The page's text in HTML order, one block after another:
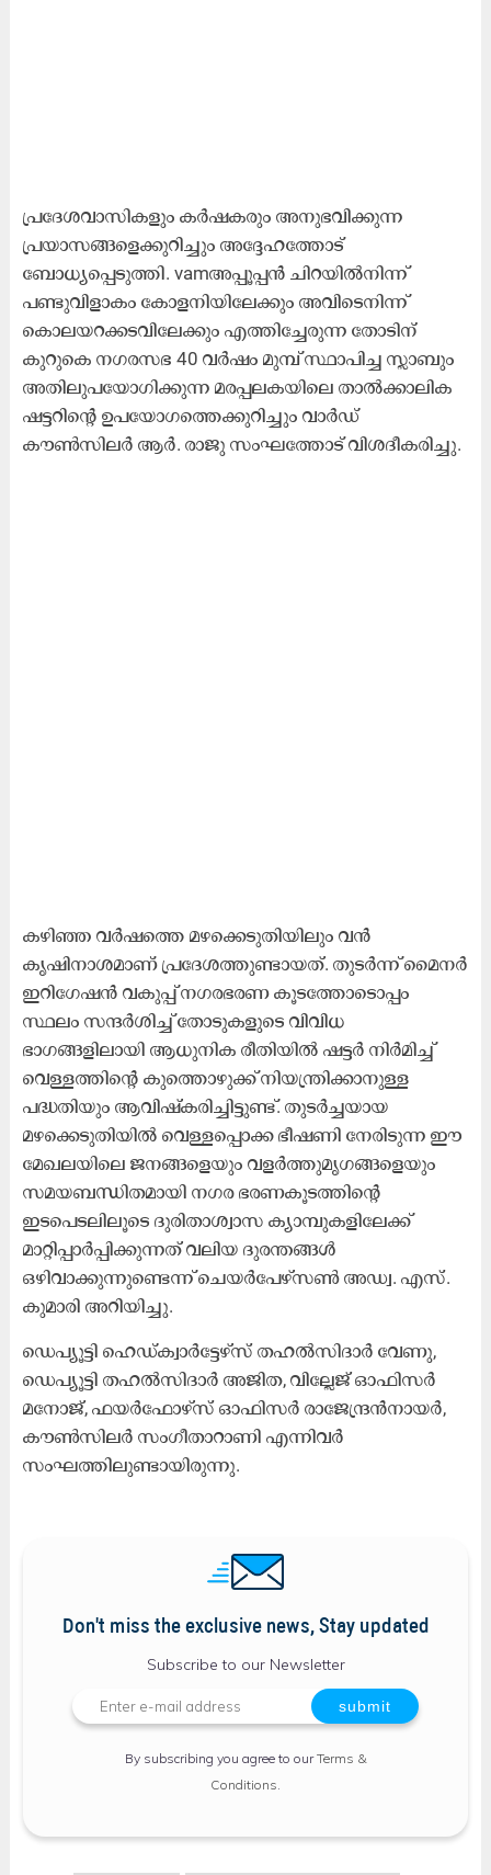
പ്രദേശവാസികളും കർഷകരും അനുഭവിക്കുന്ന
പ്രയാസങ്ങളെക്കുറിച്ചും അദ്ദേഹത്തോട്
ബോധ്യപ്പെടുത്തി. vamഅപ്പൂപ്പൻ ചിറയിൽനിന്ന്
പണ്ടുവിളാകം കോളനിയിലേക്കും അവിടെനിന്ന്
കൊലയറക്കടവിലേക്കും എത്തിച്ചേരുന്ന തോടിന്
കുറുകെ നഗരസഭ 40 വർഷം മുമ്പ് സ്ഥാപിച്ച സ്ലാബും
അതിലുപയോഗിക്കുന്ന മരപ്പലകയിലെ താൽക്കാലിക
ഷട്ടറിന്റെ ഉപയോഗത്തെക്കുറിച്ചും വാർഡ്
കൗൺസിലർ ആർ. രാജു സംഘത്തോട് വിശദീകരിച്ചു.
കഴിഞ്ഞ വർഷത്തെ മഴക്കെടുതിയിലും വൻ
കൃഷിനാശമാണ് പ്രദേശത്തുണ്ടായത്. തുടർന്ന് മൈനർ
ഇറിഗേഷൻ വകുപ്പ് നഗരഭരണ കൂടത്തോടൊപ്പം
സ്ഥലം സന്ദർശിച്ച് തോടുകളുടെ വിവിധ
ഭാഗങ്ങളിലായി ആധുനിക രീതിയിൽ ഷട്ടർ നിർമിച്ച്
വെള്ളത്തിന്റെ കുത്തൊഴുക്ക് നിയന്ത്രിക്കാനുള്ള
പദ്ധതിയും ആവിഷ്കരിച്ചിട്ടുണ്ട്. തുടർച്ചയായ
മഴക്കെടുതിയിൽ വെള്ളപ്പൊക്ക ഭീഷണി നേരിടുന്ന ഈ
മേഖലയിലെ ജനങ്ങളെയും വളർത്തുമൃഗങ്ങളെയും
സമയബന്ധിതമായി നഗര ഭരണകൂടത്തിന്റെ
ഇടപെടലിലൂടെ ദുരിതാശ്വാസ ക്യാമ്പുകളിലേക്ക്
മാറ്റിപ്പാർപ്പിക്കുന്നത് വലിയ ദുരന്തങ്ങൾ
ഒഴിവാക്കുന്നുണ്ടെന്ന് ചെയർപേഴ്സൺ അഡ്വ. എസ്.
കുമാരി അറിയിച്ചു.
ഡെപ്യൂട്ടി ഹെഡ്ക്വാർട്ടേഴ്സ് തഹൽസിദാർ വേണു,
ഡെപ്യൂട്ടി തഹൽസിദാർ അജിത, വില്ലേജ് ഓഫിസർ
മനോജ്, ഫയർഫോഴ്സ് ഓഫിസർ രാജേന്ദ്രൻനായർ,
കൗൺസിലർ സംഗീതാറാണി എന്നിവർ
സംഘത്തിലുണ്ടായിരുന്നു.
Don't miss the exclusive news, Stay updated
Subscribe to our Newsletter
By subscribing you agree to ourTerms &
Conditions